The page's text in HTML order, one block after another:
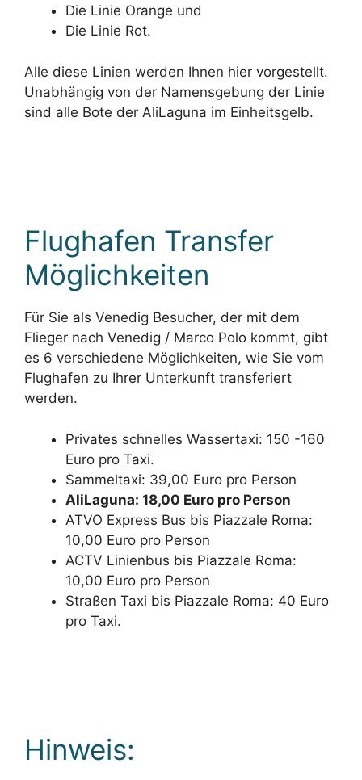
Die Linie Orange und
Die Linie Rot.
Alle diese Linien werden Ihnen hier vorgestellt.
Unabhängig von der Namensgebung der Linie
sind alle Bote der AliLaguna im Einheitsgelb.
Flughafen Transfer
Möglichkeiten
Für Sie als Venedig Besucher, der mit dem
Flieger nach Venedig / Marco Polo kommt, gibt
es 6 verschiedene Möglichkeiten, wie Sie vom
Flughafen zu Ihrer Unterkunft transferiert
werden.
Privates schnelles Wassertaxi: 150 -160
Euro pro Taxi.
Sammeltaxi: 39,00 Euro pro Person
AliLaguna: 18,00 Euro pro Person
ATVO Express Bus bis Piazzale Roma:
10,00 Euro pro Person
ACTV Linienbus bis Piazzale Roma:
10,00 Euro pro Person
Straßen Taxi bis Piazzale Roma: 40 Euro
pro Taxi.
Hinweis: